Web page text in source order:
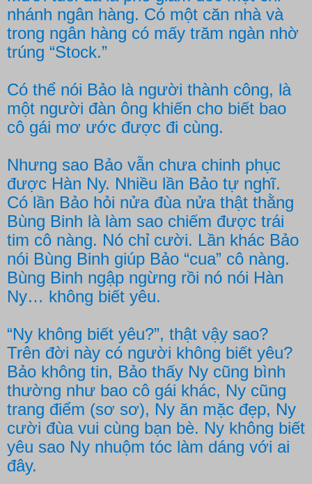
nhánh ngân hàng. Có một căn nhà và
trong ngân hàng có mấy trăm ngàn nhờ
trúng “Stock.”
Có thể nói Bảo là người thành công, là
một người đàn ông khiến cho biết bao
cô gái mơ ước được đi cùng.
Nhưng sao Bảo vẫn chưa chinh phục
được Hàn Ny. Nhiều lần Bảo tự nghĩ.
Có lần Bảo hỏi nửa đùa nửa thật thằng
Bùng Binh là làm sao chiếm được trái
tim cô nàng. Nó chỉ cười. Lần khác Bảo
nói Bùng Binh giúp Bảo “cua” cô nàng.
Bùng Binh ngập ngừng rồi nó nói Hàn
Ny… không biết yêu.
“Ny không biết yêu?”, thật vậy sao?
Trên đời này có người không biết yêu?
Bảo không tin, Bảo thấy Ny cũng bình
thường như bao cô gái khác, Ny cũng
trang điểm (sơ sơ), Ny ăn mặc đẹp, Ny
cười đùa vui cùng bạn bè. Ny không biết
yêu sao Ny nhuộm tóc làm dáng với ai
đây.